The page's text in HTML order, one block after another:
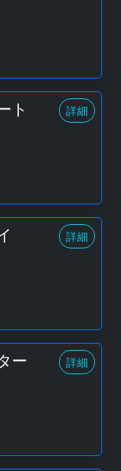
ト 詳細
詳細
ー 詳細